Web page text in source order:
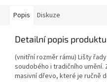
Popis Diskuze
Detailní popis produktu
(vnitřní rozměr rámu) Lišty
soudobého i tradičního umění.
masivní dřevo, které je ručně